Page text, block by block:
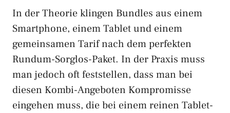
In der Theorie klingen Bundles aus einem
Smartphone, einem Tablet und einem
gemeinsamen Tarif nach dem perfekten
Rundum-Sorglos-Paket. In der Praxis muss
man jedoch oft feststellen, dass man bei
diesen Kombi-Angeboten Kompromisse
eingehen muss, die bei einem reinen Tablet-